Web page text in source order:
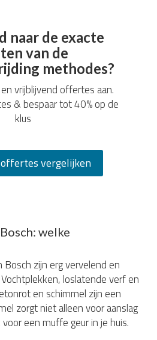
naar de exacte
van de
methodes?
vrijblijvend offertes aan.
& bespaar tot 40% op de
klus
vergelijken
welke
zijn erg vervelend en
loslatende verf en
en schimmel zijn een
zorgt niet alleen voor aanslag
een muffe geur in je huis.